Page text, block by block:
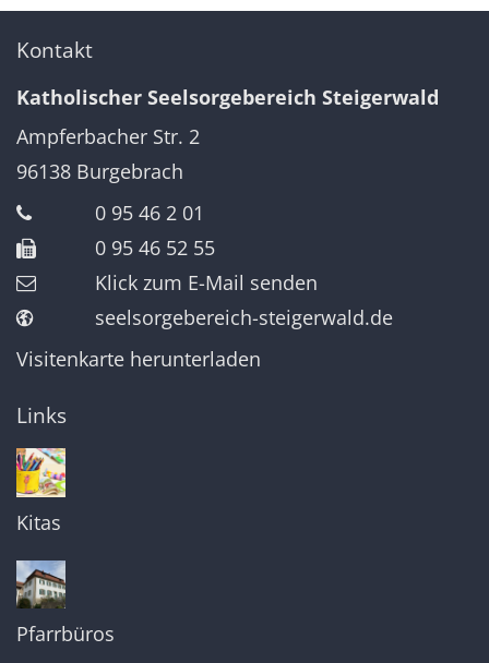
Kontakt
Katholischer Seelsorgebereich Steigerwald
Ampferbacher Str. 2
96138 Burgebrach
0 95 46 2 01
0 95 46 52 55
Klick zum E-Mail senden
seelsorgebereich-steigerwald.de
Visitenkarte herunterladen
Links
Kitas
Pfarrbüros